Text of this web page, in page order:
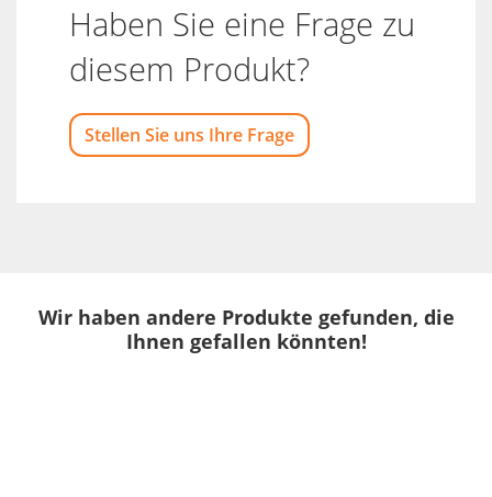
Haben Sie eine Frage zu
diesem Produkt?
Stellen Sie uns Ihre Frage
Wir haben andere Produkte gefunden, die
Ihnen gefallen könnten!